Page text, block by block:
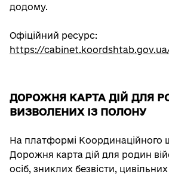
додому.
Офіційний ресурс:
https://
ДОРОЖНЯ КАРТА ДІЙ ДЛЯ
ВИЗВОЛЕНИХ ІЗ ПОЛОНУ
На платформі Координаційного
Дорожня карта дій для родин
осіб, зниклих безвісти,